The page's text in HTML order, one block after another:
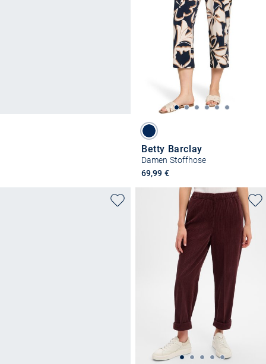
Betty Barclay
Damen Stoffhose
69,99 €